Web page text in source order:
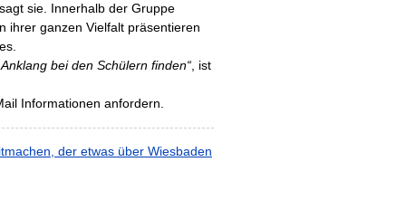
sie. Innerhalb der Gruppe
ihrer ganzen Vielfalt präsentieren
bei den Schülern finden“ , ist
Informationen anfordern.
der etwas über Wiesbaden